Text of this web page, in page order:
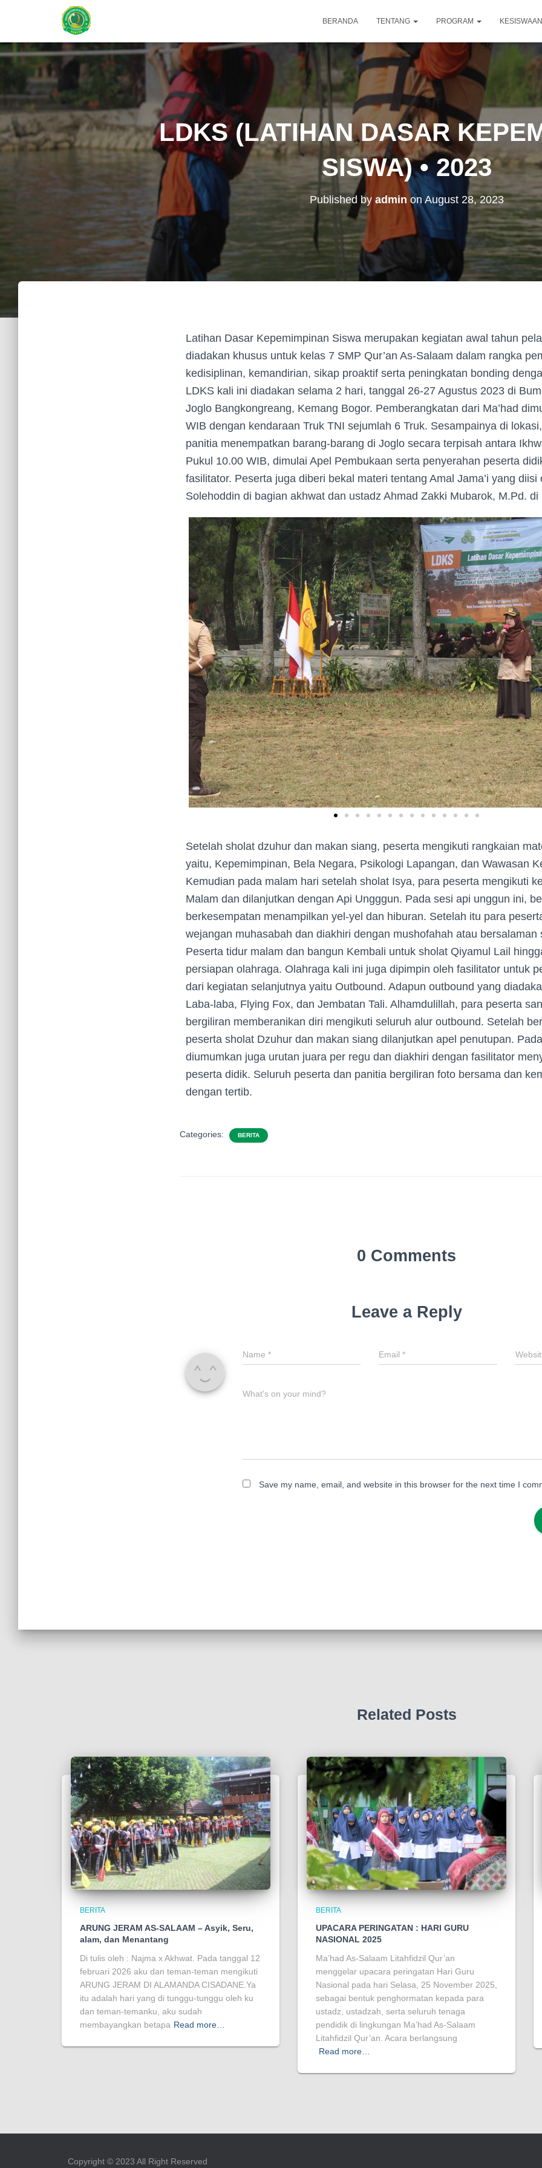
BERANDA TENTANG PROGRAM
LDKS (LATIHAN DASAR
SISWA) • 2023
Published by admin onAugust 28, 2023
Latihan Dasar Kepemimpinan Siswa merupakan kegiatan awal tahun
diadakan khusus untuk kelas 7 SMP Qur’an As-Salaam dalam rangka
kedisiplinan, kemandirian, sikap proaktif serta peningkatan bonding
LDKS kali ini diadakan selama 2 hari, tanggal 26-27 Agustus 2023 di
Joglo Bangkongreang, Kemang Bogor. Pemberangkatan dari Ma’had
WIB dengan kendaraan Truk TNI sejumlah 6 Truk. Sesampainya di
panitia menempatkan barang-barang di Joglo secara terpisah antara
Pukul 10.00 WIB, dimulai Apel Pembukaan serta penyerahan peserta
fasilitator. Peserta juga diberi bekal materi tentang Amal Jama’i yang diisi
Solehoddin di bagian akhwat dan ustadz Ahmad Zakki Mubarok, M.Pd.
Setelah sholat dzuhur dan makan siang, peserta mengikuti rangkaian
yaitu, Kepemimpinan, Bela Negara, Psikologi Lapangan, dan Wawasan
Kemudian pada malam hari setelah sholat Isya, para peserta mengikuti
Malam dan dilanjutkan dengan Api Ungggun. Pada sesi api unggun ini,
berkesempatan menampilkan yel-yel dan hiburan. Setelah itu para
wejangan muhasabah dan diakhiri dengan mushofahah atau bersalaman
Peserta tidur malam dan bangun Kembali untuk sholat Qiyamul Lail
persiapan olahraga. Olahraga kali ini juga dipimpin oleh fasilitator untuk
dari kegiatan selanjutnya yaitu Outbound. Adapun outbound yang
Laba-laba, Flying Fox, dan Jembatan Tali. Alhamdulillah, para peserta
bergiliran memberanikan diri mengikuti seluruh alur outbound. Setelah
peserta sholat Dzuhur dan makan siang dilanjutkan apel penutupan.
diumumkan juga urutan juara per regu dan diakhiri dengan fasilitator
peserta didik. Seluruh peserta dan panitia bergiliran foto bersama dan
dengan tertib.
Categories: BERITA
0 Comments
Leave a Reply
Name * Email*
What's on your mind?
Save my name, email, and website in this browser for the next time I
Related Posts
BERITA
ARUNG JERAM AS-SALAAM – Asyik, Seru,
alam, dan Menantang
Di tulis oleh : Najma x Akhwat. Pada tanggal 12
februari 2026 aku dan teman-teman mengikuti
ARUNG JERAM DI ALAMANDA CISADANE.Ya
itu adalah hari yang di tunggu-tunggu oleh ku
dan teman-temanku, aku sudah
membayangkan betapa Read more…
BERITA
UPACARA PERINGATAN : HARI GURU
NASIONAL 2025
Ma’had As-Salaam Litahfidzil Qur’an
menggelar upacara peringatan Hari Guru
Nasional pada hari Selasa, 25 November 2025,
sebagai bentuk penghormatan kepada para
ustadz, ustadzah, serta seluruh tenaga
pendidik di lingkungan Ma’had As-Salaam
Litahfidzil Qur’an. Acara berlangsung
Read more…
Copyright ©️ 2023 All Right Reserved